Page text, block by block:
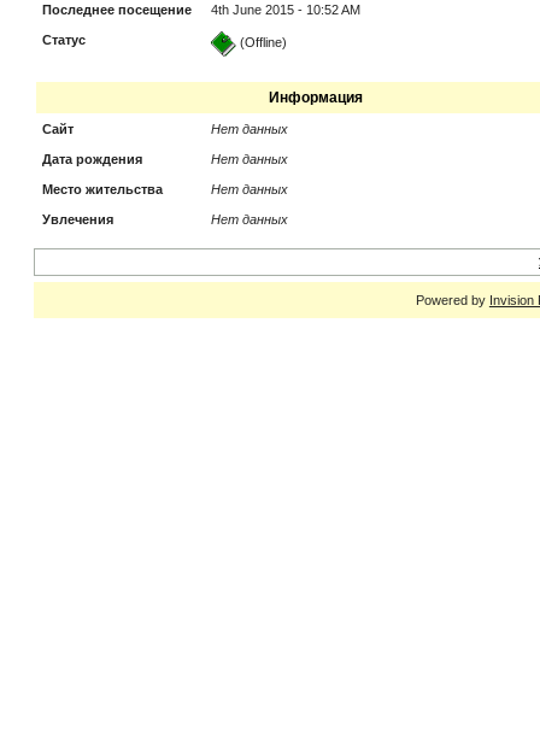
Последнее посещение 4th June 2015 - 10:52 AM
Статус (Offline)
Информация
Сайт Нет данных
Дата рождения Нет данных
Место жительства Нет данных
Увлечения Нет данных
Powered by Invision